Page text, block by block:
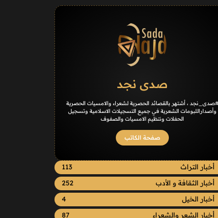
صدى نجد
#صدى_نجد ، أشتهر بالقصائد الحصرية لشعراء والامسيات الحصرية
وأصداراللبومات الشعرية في جميع التسجيلات الاسلامية وتسجيل
الحفلات ونتظيم الامسيات والصفوف
صفحة الكاتب
أخبار التراث
113
أخبار الثقافة و الأدب
252
أخبار الخيل
4
أخبار الشعر والشعراء
87